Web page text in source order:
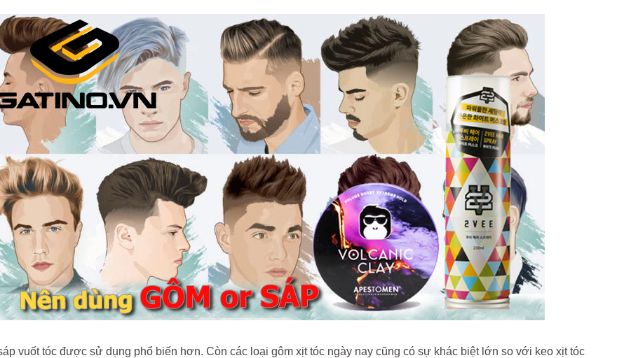
vuốt tóc được sử dụng phổ biến hơn. Còn các loại gôm xịt tóc ngày nay cũng có sự khác biệt lớn so với keo xịt tóc